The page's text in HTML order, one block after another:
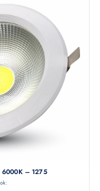
6000K – 1275